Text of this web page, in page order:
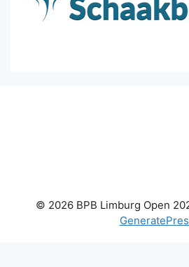
© 2026 BPB Limburg Open